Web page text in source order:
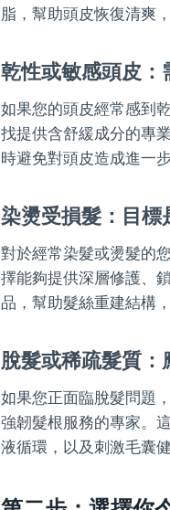
脂，幫助頭皮恢復清爽
乾性或敏感頭皮：
如果您的頭皮經常感到
找提供含舒緩成分的專
時避免對頭皮造成進一步
染燙受損髮：目標
對於經常染髮或燙髮的
擇能夠提供深層修護、
品，幫助髮絲重建結構
脫髮或稀疏髮質
如果您正面臨脫髮問題
強韌髮根服務的專家。
液循環，以及刺激毛囊